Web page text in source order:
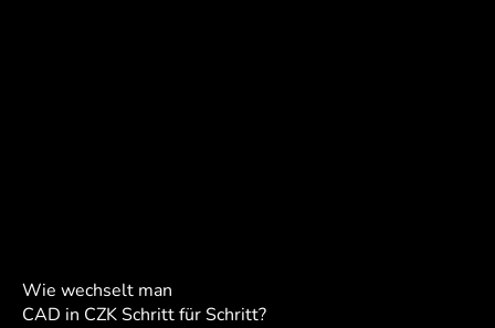
Wie wechselt man
CAD in CZK Schritt für Schritt?